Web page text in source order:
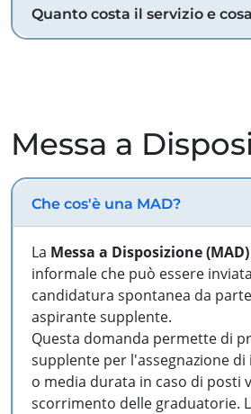
Quanto costa il servizio e
Messa a
Che cos'è una MAD?
La Messa a Disposizione (MAD)
informale che può essere
candidatura spontanea da
aspirante supplente.
Questa domanda permette di
supplente per l'assegnazione
o media durata in caso di posti
scorrimento delle graduatorie.